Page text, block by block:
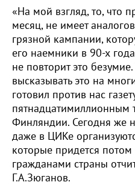
«На мой взгляд, то, что
месяц, не имеет
грязной кампании,
его наемники в 90-х
не повторит это
высказывать это на
готовил против нас
пятнадцатимиллионным
Финляндии. Сегодня же
даже в ЦИКе
которые придется
гражданами страны
Г.А.Зюганов.